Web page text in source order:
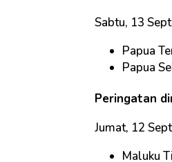
Sabtu, 13
Papua
Papua
Peringatan
Jumat, 12
Maluku